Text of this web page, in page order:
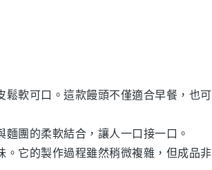
軟可口。這款饅頭不僅適合早餐，也可
團的柔軟結合，讓人一口接一口。
它的製作過程雖然稍微複雜，但成品非